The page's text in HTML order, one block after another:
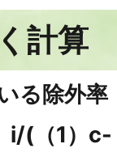
計算
いる除外率
i/(（1